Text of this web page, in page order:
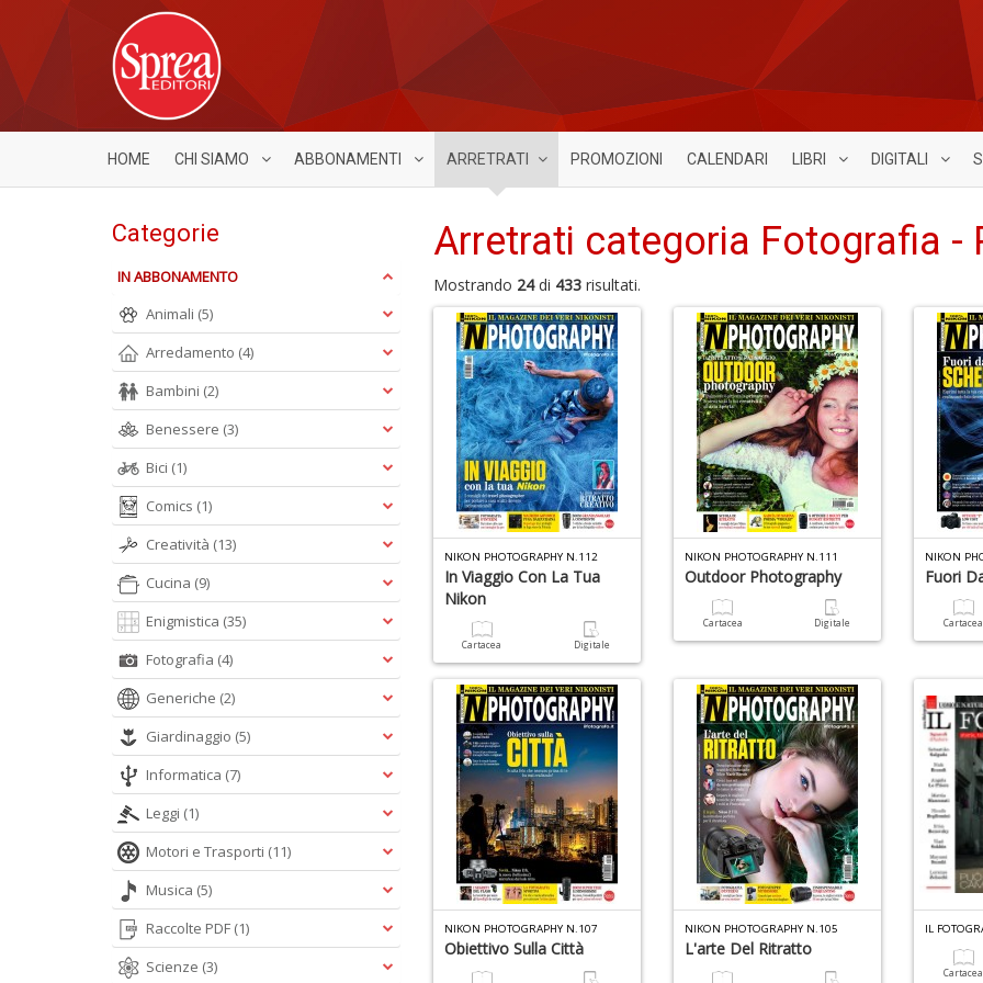
HOME CHI SIAMO ABBONAMENTI ARRETRATI PROMOZIONI CALENDARI LIBRI DIGITALI
Arretrati categoria Fotografia -
Mostrando 24di 433risultati.
NIKON PHOTOGRAPHY N.112
In Viaggio Con La Tua
Nikon
Cartacea Digitale
NIKON PHOTOGRAPHY N.111
Outdoor Photography
Cartacea Digitale
NIKON
Fuori
Cartacea
NIKON PHOTOGRAPHY N.107
Obiettivo Sulla Città
NIKON PHOTOGRAPHY N.105
L'arte Del Ritratto
IL
Cartacea
Categorie
IN ABBONAMENTO
Animali (5)
Arredamento (4)
Bambini (2)
Benessere (3)
Bici (1)
Comics (1)
Creatività (13)
Cucina (9)
Enigmistica (35)
Fotografia (4)
Generiche (2)
Giardinaggio (5)
Informatica (7)
Leggi (1)
Motori e Trasporti (11)
Musica (5)
Raccolte PDF (1)
Scienze (3)